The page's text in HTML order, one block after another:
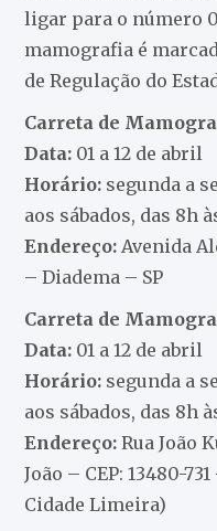
ligar para o número
mamografia é
de Regulação do
Carreta de
Data:01 a 12 de abril
Horário: segunda a
aos sábados, das 8h
Endereço:Avenida
– Diadema – SP
Carreta de
Data:01 a 12 de abril
Horário: segunda a
aos sábados, das 8h
Endereço: Rua João
João – CEP: 13480-
Cidade Limeira)